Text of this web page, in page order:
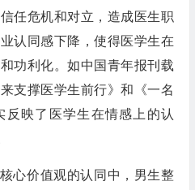
任危机和对立，造成医生职
认同感下降，使得医学生在
功利化。如中国青年报刊载
支撑医学生前行》和《一名
反映了医学生在情感上的认
心价值观的认同中，男生整